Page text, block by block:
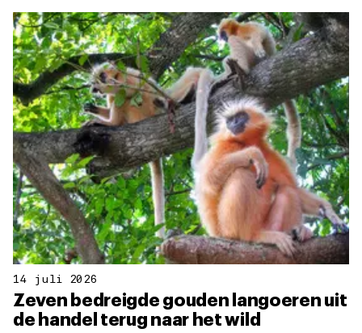
14 juli 2026
Zeven bedreigde gouden langoeren uit
de handel terug naar het wild